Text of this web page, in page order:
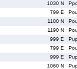
1030 N
799 E
1180 N
1190 N
999 E
799 E
999 E
1060 N